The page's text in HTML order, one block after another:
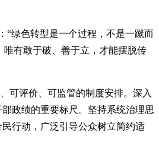
“绿色转型是一个过程，不是一蹴而
唯有敢于破、善于立，才能摆脱传
可评价、可监管的制度安排。深入
政绩的重要标尺。坚持系统治理思
行动，广泛引导公众树立简约适